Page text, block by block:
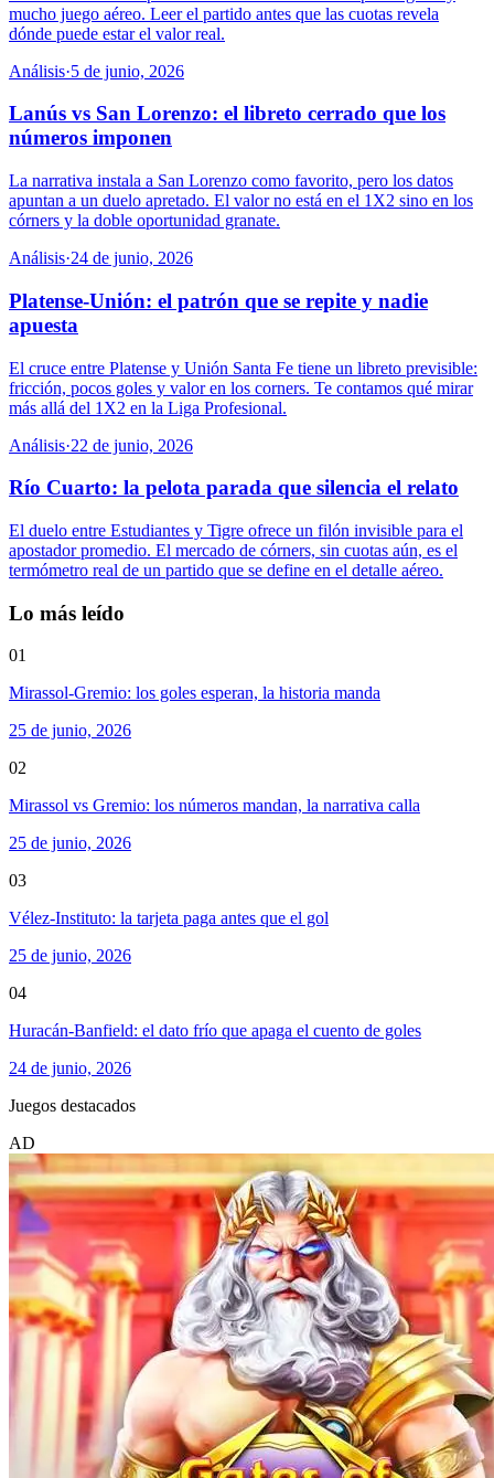
mucho juego aéreo. Leer el partido antes que las cuotas revela
dónde puede estar el valor real.
Análisis·5 de junio, 2026
Lanús vs San Lorenzo: el libreto cerrado que los
números imponen
La narrativa instala a San Lorenzo como favorito, pero los datos
apuntan a un duelo apretado. El valor no está en el 1X2 sino en los
córners y la doble oportunidad granate.
Análisis·24 de junio, 2026
Platense-Unión: el patrón que se repite y nadie
apuesta
El cruce entre Platense y Unión Santa Fe tiene un libreto previsible:
fricción, pocos goles y valor en los corners. Te contamos qué mirar
más allá del 1X2 en la Liga Profesional.
Análisis·22 de junio, 2026
Río Cuarto: la pelota parada que silencia el relato
El duelo entre Estudiantes y Tigre ofrece un filón invisible para el
apostador promedio. El mercado de córners, sin cuotas aún, es el
termómetro real de un partido que se define en el detalle aéreo.
Lo más leído
01
Mirassol-Gremio: los goles esperan, la historia manda
25 de junio, 2026
02
Mirassol vs Gremio: los números mandan, la narrativa calla
25 de junio, 2026
03
Vélez-Instituto: la tarjeta paga antes que el gol
25 de junio, 2026
04
Huracán-Banfield: el dato frío que apaga el cuento de goles
24 de junio, 2026
Juegos destacados
AD